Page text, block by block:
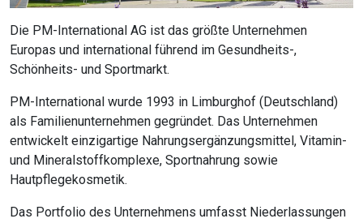
Die PM-International AG ist das größte Unternehmen
Europas und international führend im Gesundheits-,
Schönheits- und Sportmarkt.
PM-International wurde 1993 in Limburghof (Deutschland)
als Familienunternehmen gegründet. Das Unternehmen
entwickelt einzigartige Nahrungsergänzungsmittel, Vitamin-
und Mineralstoffkomplexe, Sportnahrung sowie
Hautpflegekosmetik.
Das Portfolio des Unternehmens umfasst Niederlassungen